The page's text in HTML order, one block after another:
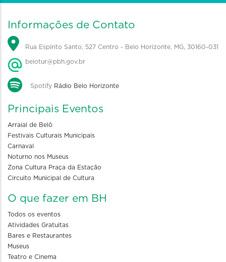
Informações de Contato
Rua Espírito Santo, 527 Centro - Belo Horizonte, MG, 30160-031
belotur@pbh.gov.br
Spotify Rádio Belo Horizonte
Principais Eventos
Arraial de Belô
Festivais Culturais Municipais
Carnaval
Noturno nos Museus
Zona Cultura Praça da Estação
Circuito Municipal de Cultura
O que fazer em BH
Todos os eventos
Atividades Gratuitas
Bares e Restaurantes
Museus
Teatro e Cinema